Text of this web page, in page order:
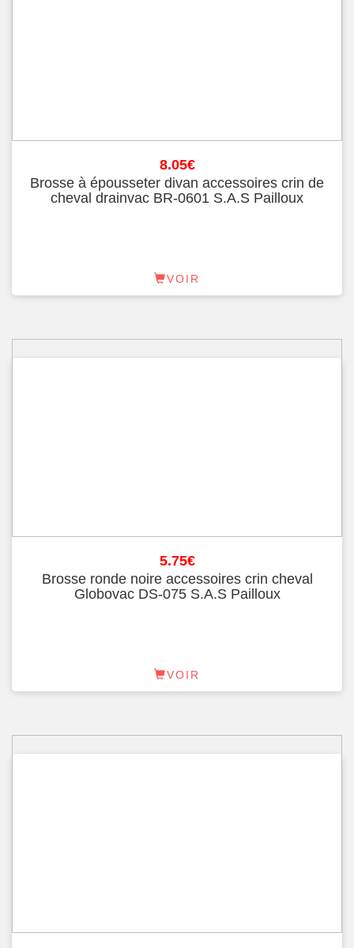
8.05€
Brosse à épousseter divan accessoires crin de
cheval drainvac BR-0601 S.A.S Pailloux
VOIR
5.75€
Brosse ronde noire accessoires crin cheval
Globovac DS-075 S.A.S Pailloux
VOIR